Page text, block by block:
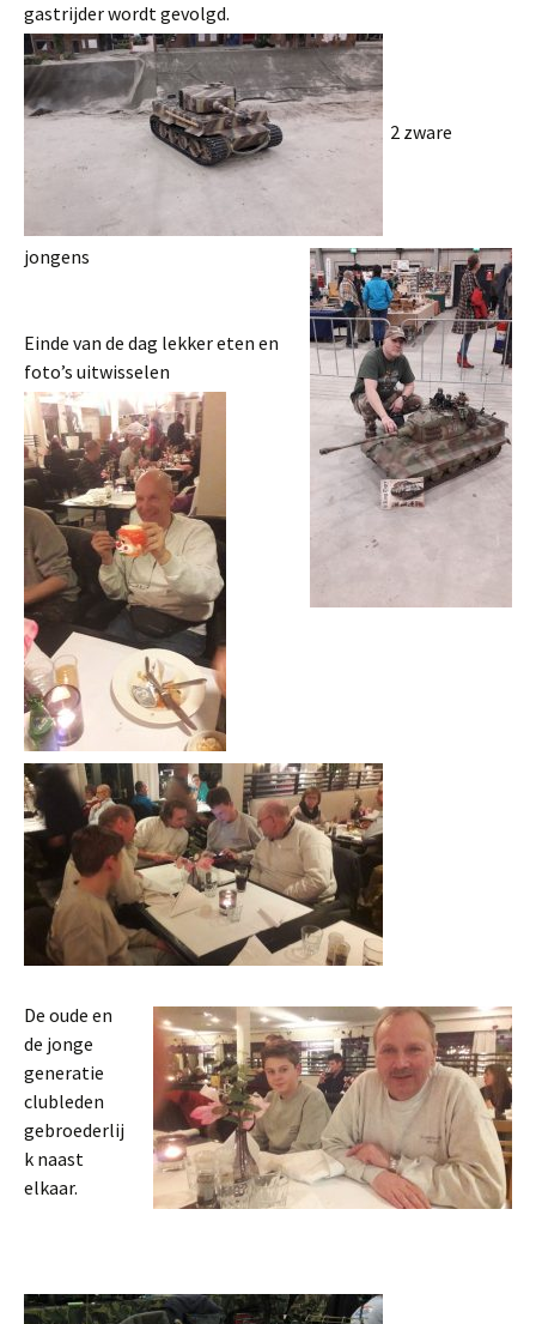
gastrijder wordt gevolgd.
2 zware
jongens
Einde van de dag lekker eten en
foto’s uitwisselen
De oude en
de jonge
generatie
clubleden
gebroederlij
k naast
elkaar.